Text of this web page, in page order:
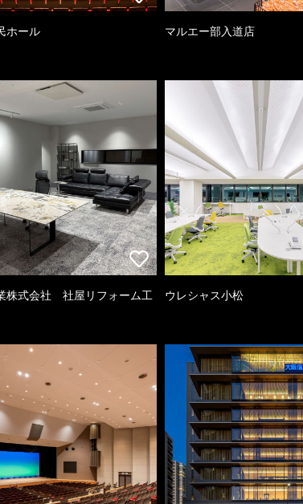
ホール マルエー部入道店
株式会社 社屋リフォーム工 ウレシャス小松